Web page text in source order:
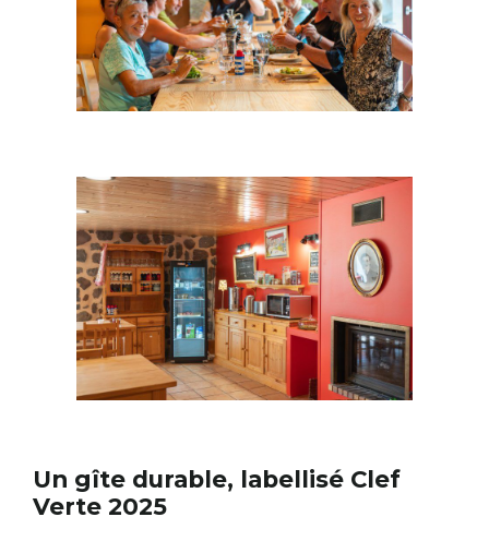
Un gîte durable, labellisé Clef
Verte 2025